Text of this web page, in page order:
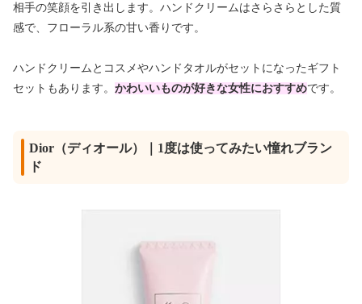
相手の笑顔を引き出します。ハンドクリームはさらさらとした質
感で、フローラル系の甘い香りです。
ハンドクリームとコスメやハンドタオルがセットになったギフト
セットもあります。 かわいいものが好きな女性におすすめです。
Dior（ディオール）｜1度は使ってみたい憧れブラン
ド